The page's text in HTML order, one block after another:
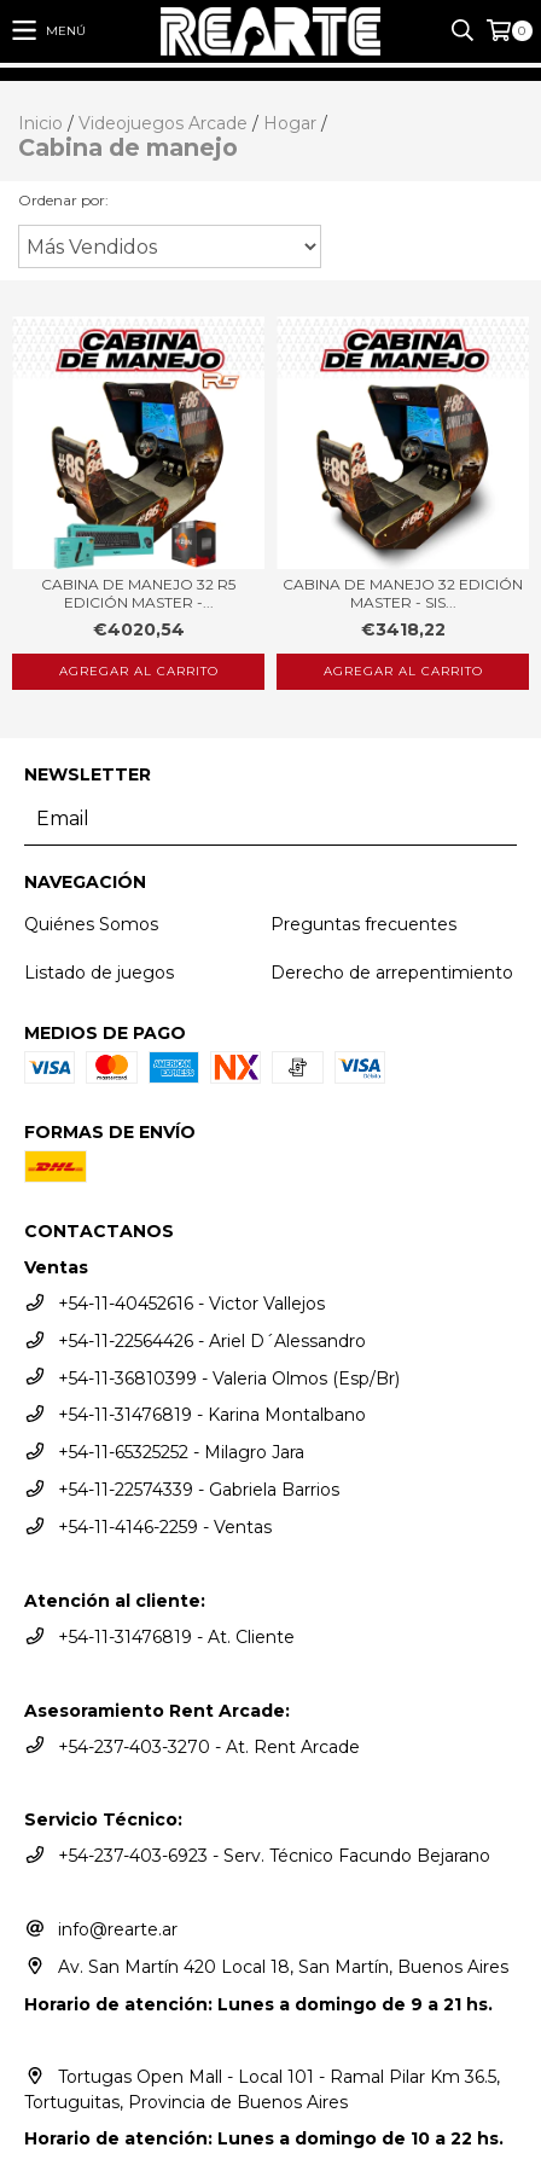
MENÚ 0
Inicio / Videojuegos Arcade / Hogar /
Cabina de manejo
Ordenar por:
CABINA DE MANEJO 32 R5
EDICIÓN MASTER -...
€4020,54
CABINA DE MANEJO 32 EDICIÓN
MASTER - SIS...
€3418,22
NEWSLETTER
NAVEGACIÓN
Quiénes Somos
Preguntas frecuentes
Listado de juegos Derecho de arrepentimiento
MEDIOS DE PAGO
FORMAS DE ENVÍO
CONTACTANOS
Ventas
+54-11-40452616 - Victor Vallejos
+54-11-22564426 - Ariel D´Alessandro
+54-11-36810399 - Valeria Olmos (Esp/Br)
+54-11-31476819 - Karina Montalbano
+54-11-65325252 - Milagro Jara
+54-11-22574339 - Gabriela Barrios
+54-11-4146-2259 - Ventas
Atención al cliente:
+54-11-31476819 - At. Cliente
Asesoramiento Rent Arcade:
+54-237-403-3270 - At. Rent Arcade
Servicio Técnico:
+54-237-403-6923 - Serv. Técnico Facundo Bejarano
info@rearte.ar
Av. San Martín 420 Local 18, San Martín, Buenos Aires
Horario de atención: Lunes a domingo de 9 a 21 hs.
Tortugas Open Mall - Local 101 - Ramal Pilar Km 36.5,
Tortuguitas, Provincia de Buenos Aires
Horario de atención: Lunes a domingo de 10 a 22 hs.